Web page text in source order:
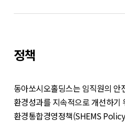
정책
동아쏘시오홀딩스는 임직원의 안
환경성과를 지속적으로 개선하기
환경통합경영정책(SHEMS